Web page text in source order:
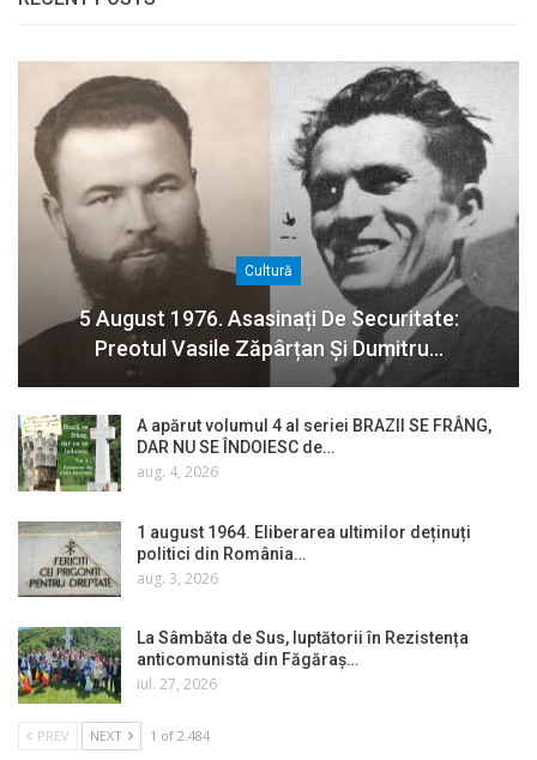
Cultură
5 August 1976. Asasinați De Securitate:
Preotul Vasile Zăpârțan Și Dumitru…
A apărut volumul 4 al seriei BRAZII SE FRÂNG,
DAR NU SE ÎNDOIESC de…
aug. 4, 2026
1 august 1964. Eliberarea ultimilor deținuți
politici din România…
aug. 3, 2026
La Sâmbăta de Sus, luptătorii în Rezistența
anticomunistă din Făgăraș…
iul. 27, 2026
PREV NEXT 1 of 2.484